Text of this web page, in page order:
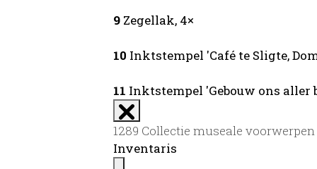
9 Zegellak, 4×
10 Inktstempel 'Café te Sligte,
11 Inktstempel 'Gebouw ons aller
1289 Collectie museale voorwerpen
Inventaris